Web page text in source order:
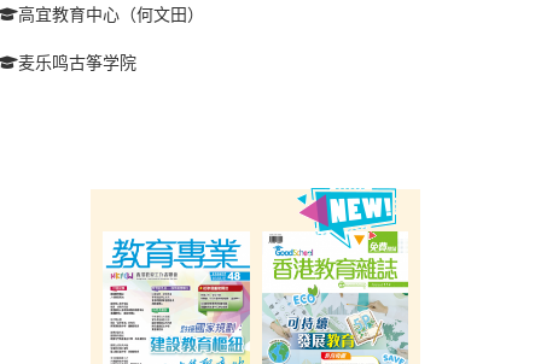
高宜教育中心（何文田）
麦乐鸣古筝学院